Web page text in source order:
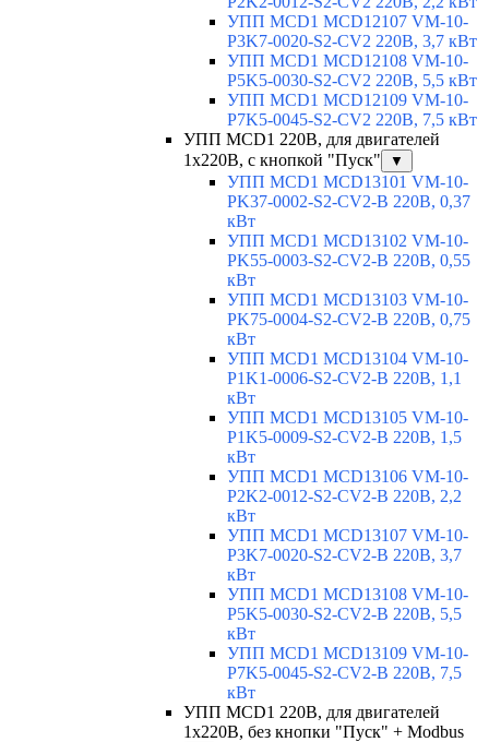
УПП MCD1 MCD12107 VM-10-
P3K7-0020-S2-CV2 220В, 3,7 кВт
УПП MCD1 MCD12108 VM-10-
P5K5-0030-S2-CV2 220В, 5,5 кВт
УПП MCD1 MCD12109 VM-10-
P7K5-0045-S2-CV2 220В, 7,5 кВт
УПП MCD1 220В, для двигателей
1х220В, с кнопкой "Пуск"
▼
УПП MCD1 MCD13101 VM-10-
PK37-0002-S2-CV2-B 220В, 0,37
кВт
УПП MCD1 MCD13102 VM-10-
PK55-0003-S2-CV2-B 220В, 0,55
кВт
УПП MCD1 MCD13103 VM-10-
PK75-0004-S2-CV2-B 220В, 0,75
кВт
УПП MCD1 MCD13104 VM-10-
P1K1-0006-S2-CV2-B 220В, 1,1
кВт
УПП MCD1 MCD13105 VM-10-
P1K5-0009-S2-CV2-B 220В, 1,5
кВт
УПП MCD1 MCD13106 VM-10-
P2K2-0012-S2-CV2-B 220В, 2,2
кВт
УПП MCD1 MCD13107 VM-10-
P3K7-0020-S2-CV2-B 220В, 3,7
кВт
УПП MCD1 MCD13108 VM-10-
P5K5-0030-S2-CV2-B 220В, 5,5
кВт
УПП MCD1 MCD13109 VM-10-
P7K5-0045-S2-CV2-B 220В, 7,5
кВт
УПП MCD1 220В, для двигателей
1х220В, без кнопки "Пуск" + Modbus